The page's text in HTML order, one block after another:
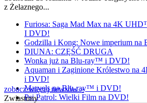
z Żelaznego...
Furiosa: Saga Mad Max na 4K
I DVD!
Godzilla i Kong: Nowe imperium
DIUNA: CZĘŚĆ DRUGA
Wonka już na Blu-ray™ i DVD!
Aquaman i Zaginione Królestwo
i DVD!
Marvels na Blu-ray™ i DVD!
Psi Patrol: Wielki Film na DVD!
zobacz więcej newsów »
Zwiastuny